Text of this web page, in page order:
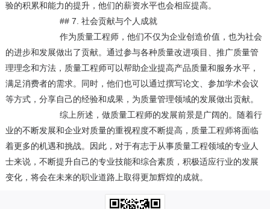
验的积累和能力的提升，他们的薪资水平也会相应提高。
## 7. 社会贡献与个人成就
作为质量工程师，他们不仅为企业创造价值，也为社会
的进步和发展做出了贡献。通过参与各种质量改进项目、推广质量管
理理念和方法，质量工程师可以帮助企业提高产品质量和服务水平，
满足消费者的需求。同时，他们也可以通过撰写论文、参加学术会议
等方式，分享自己的经验和成果，为质量管理领域的发展做出贡献。
综上所述，做质量工程师的发展前景是广阔的。随着行
业的不断发展和企业对质量的重视程度不断提高，质量工程师将面临
着更多的机遇和挑战。因此，对于有志于从事质量工程领域的专业人
士来说，不断提升自己的专业技能和综合素质，积极适应行业的发展
变化，将会在未来的职业道路上取得更加辉煌的成就。